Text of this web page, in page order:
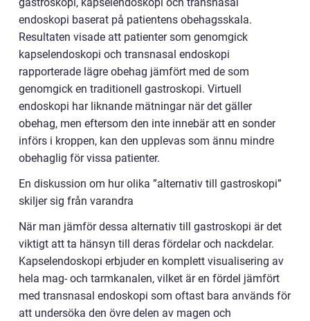
gastroskopi, kapselendoskopi och transnasal
endoskopi baserat på patientens obehagsskala.
Resultaten visade att patienter som genomgick
kapselendoskopi och transnasal endoskopi
rapporterade lägre obehag jämfört med de som
genomgick en traditionell gastroskopi. Virtuell
endoskopi har liknande mätningar när det gäller
obehag, men eftersom den inte innebär att en sonder
införs i kroppen, kan den upplevas som ännu mindre
obehaglig för vissa patienter.
En diskussion om hur olika ”alternativ till gastroskopi”
skiljer sig från varandra
När man jämför dessa alternativ till gastroskopi är det
viktigt att ta hänsyn till deras fördelar och nackdelar.
Kapselendoskopi erbjuder en komplett visualisering av
hela mag- och tarmkanalen, vilket är en fördel jämfört
med transnasal endoskopi som oftast bara används för
att undersöka den övre delen av magen och